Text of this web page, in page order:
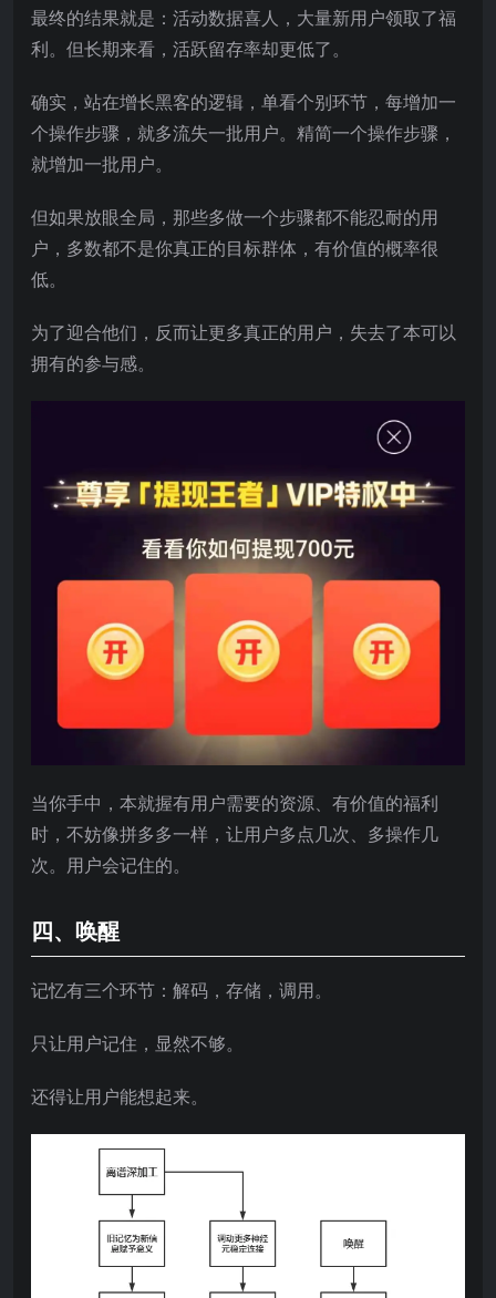
最终的结果就是：活动数据喜人，大量新用户领取了福
利。但长期来看，活跃留存率却更低了。
确实，站在增长黑客的逻辑，单看个别环节，每增加一
个操作步骤，就多流失一批用户。精简一个操作步骤，
就增加一批用户。
但如果放眼全局，那些多做一个步骤都不能忍耐的用
户，多数都不是你真正的目标群体，有价值的概率很
低。
为了迎合他们，反而让更多真正的用户，失去了本可以
拥有的参与感。
当你手中，本就握有用户需要的资源、有价值的福利
时，不妨像拼多多一样，让用户多点几次、多操作几
次。用户会记住的。
四、唤醒
记忆有三个环节：解码，存储，调用。
只让用户记住，显然不够。
还得让用户能想起来。